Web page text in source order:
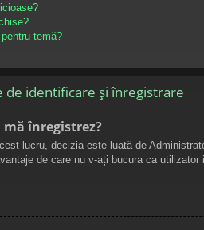
temă?
de identificare și înregistrare
mă înregistrez?
lucru, decizia este luată de
de care nu v-ați bucura ca